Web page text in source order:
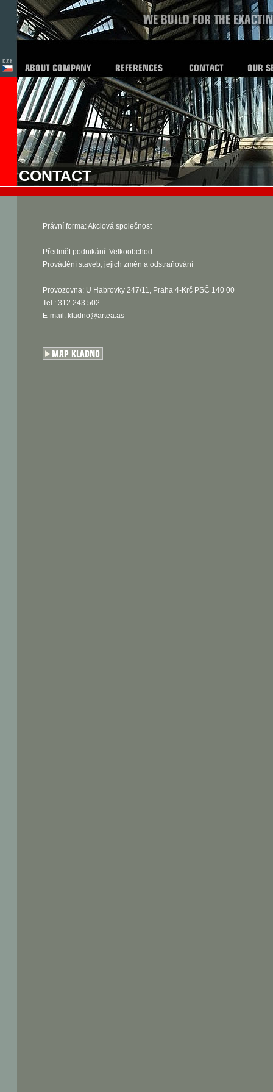
CONTACT
Právní forma: Akciová společnost
Předmět podnikání: Velkoobchod
Provádění staveb, jejich změn a odstraňování
Provozovna: U Habrovky 247/11, Praha 4-Krč PSČ 140 00
Tel.: 312 243 502
E-mail: kladno@artea.as